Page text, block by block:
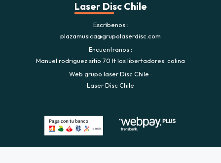
Laser Disc Chile
Escríbenos
plazamusica@grupolaserdisc.com
Encuentranos
Manuel rodriguez sitio 70 lt los libertadores. colina
Web grupo laser Disc Chile
Laser Disc Chile